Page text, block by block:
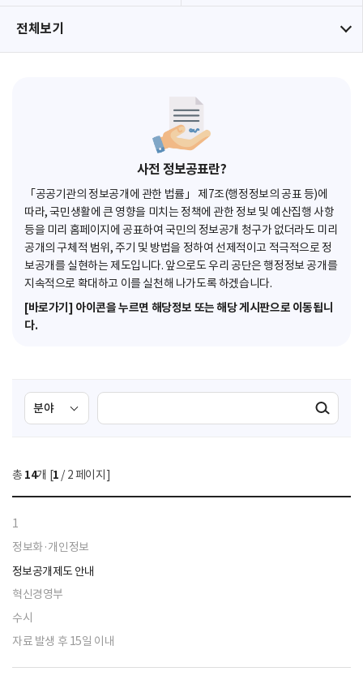
전체보기
사전 정보공표란?
「공공기관의 정보공개에 관한 법률」 제7조(행정정보의 공표 등)에
따라, 국민생활에 큰 영향을 미치는 정책에 관한 정보 및 예산집행 사항
등을 미리 홈페이지에 공표하여 국민의 정보공개 청구가 없더라도 미리
공개의 구체적 범위, 주기 및 방법을 정하여 선제적이고 적극적으로 정
보공개를 실현하는 제도입니다. 앞으로도 우리 공단은 행정정보 공개를
지속적으로 확대하고 이를 실천해 나가도록 하겠습니다.
[바로가기] 아이콘을 누르면 해당정보 또는 해당 게시판으로 이동됩니
다.
검
색
선
택
색
검색실행
총 14개 [1 / 2 페이지]
1
정보화·개인정보
정보공개제도 안내
혁신경영부
수시
자료 발생 후 15일 이내